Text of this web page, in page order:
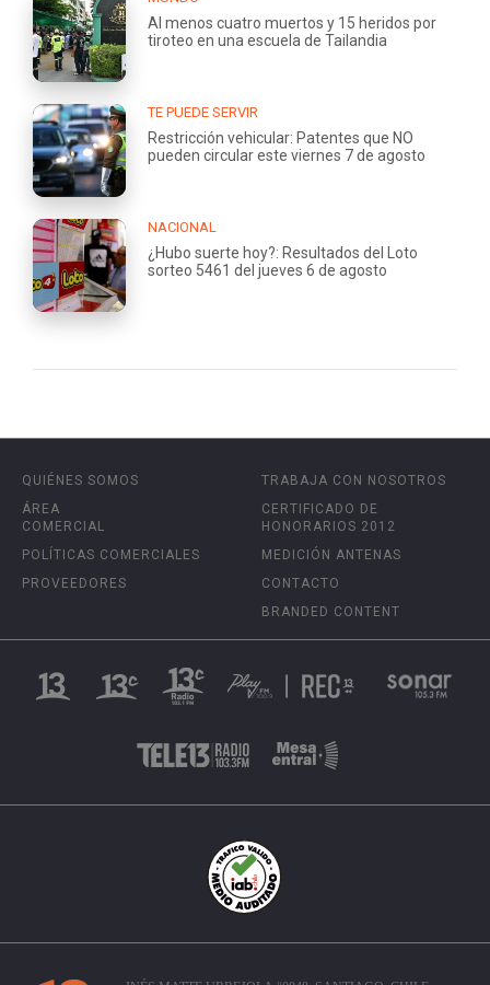
Al menos cuatro muertos y 15 heridos por
tiroteo en una escuela de Tailandia
TE PUEDE SERVIR
Restricción vehicular: Patentes que NO
pueden circular este viernes 7 de agosto
NACIONAL
¿Hubo suerte hoy?: Resultados del Loto
sorteo 5461 del jueves 6 de agosto
QUIÉNES SOMOS
ÁREA
COMERCIAL
POLÍTICAS COMERCIALES
PROVEEDORES
TRABAJA CON NOSOTROS
CERTIFICADO DE
HONORARIOS 2012
MEDICIÓN ANTENAS
CONTACTO
BRANDED CONTENT